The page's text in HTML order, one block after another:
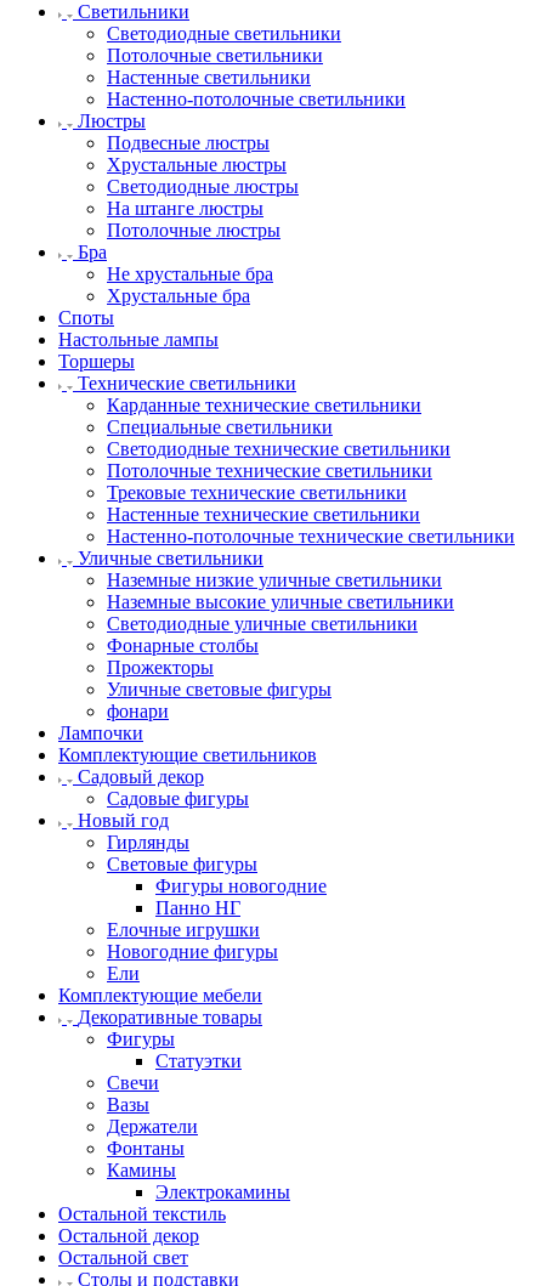
Светильники
Светодиодные светильники
Потолочные светильники
Настенные светильники
Настенно-потолочные светильники
Люстры
Подвесные люстры
Хрустальные люстры
Светодиодные люстры
На штанге люстры
Потолочные люстры
Бра
Не хрустальные бра
Хрустальные бра
Споты
Настольные лампы
Торшеры
Технические светильники
Карданные технические светильники
Специальные светильники
Светодиодные технические светильники
Потолочные технические светильники
Трековые технические светильники
Настенные технические светильники
Настенно-потолочные технические светильники
Уличные светильники
Наземные низкие уличные светильники
Наземные высокие уличные светильники
Светодиодные уличные светильники
Фонарные столбы
Прожекторы
Уличные световые фигуры
фонари
Лампочки
Комплектующие светильников
Садовый декор
Садовые фигуры
Новый год
Гирлянды
Световые фигуры
Фигуры новогодние
Панно НГ
Елочные игрушки
Новогодние фигуры
Ели
Комплектующие мебели
Декоративные товары
Фигуры
Статуэтки
Свечи
Вазы
Держатели
Фонтаны
Камины
Электрокамины
Остальной текстиль
Остальной декор
Остальной свет
Столы и подставки